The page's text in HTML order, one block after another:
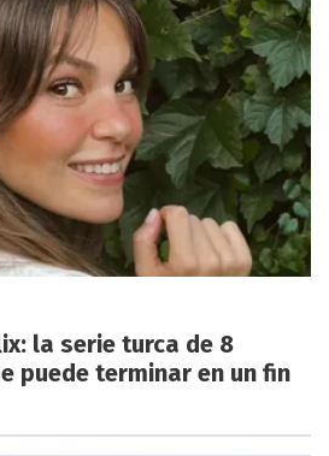
la serie turca de 8
puede terminar en un fin